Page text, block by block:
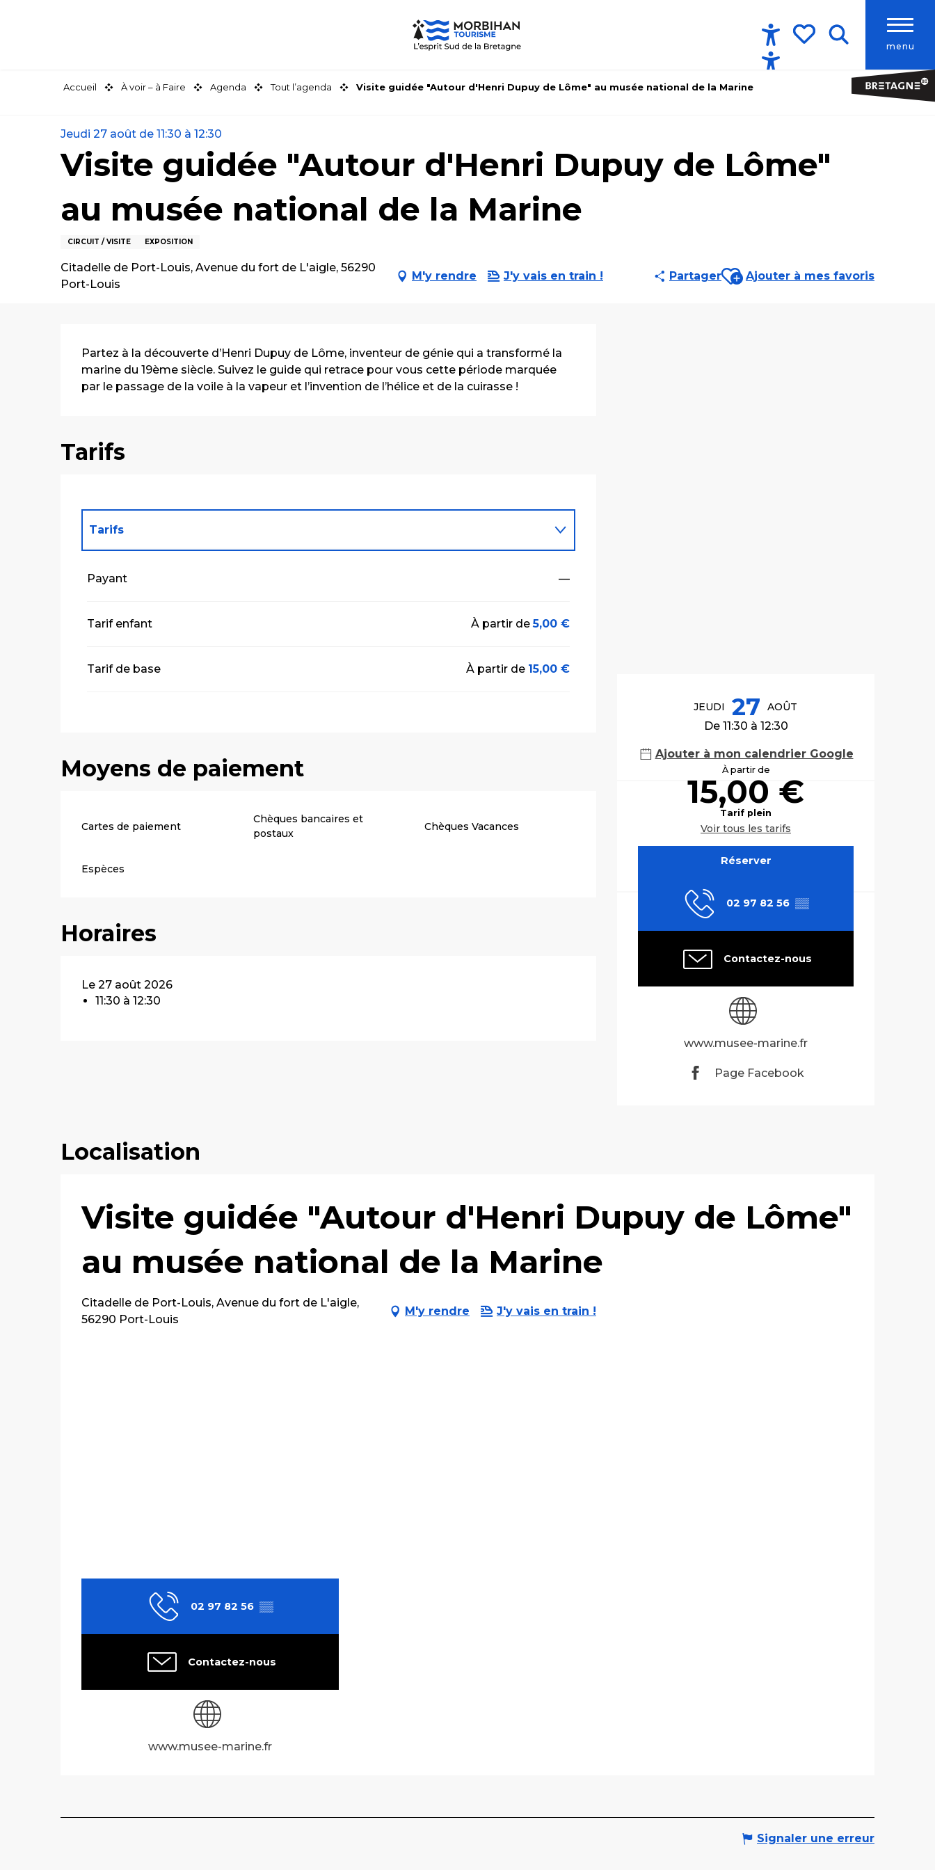
menu
Accessibilité
Accueil À voir – à Faire Agenda Tout l’agenda Visite guidée "Autour d'Henri Dupuy de Lôme" au musée national de la Marine
Jeudi 27 août de 11:30 à 12:30
Visite guidée "Autour d'Henri Dupuy de Lôme"
au musée national de la Marine
CIRCUIT / VISITE EXPOSITION
Citadelle de Port-Louis, Avenue du fort de L'aigle, 56290
Port-Louis
M'y rendre J'y vais en train ! PartagerAjouter aux favoris
Ajouter à mes favoris
Ouverture et
JEUDI 27 AOÛT
De 11:30 à 12:30
Ajouter à mon calendrier Google
À partir de
15,00 €
Tarif plein
Voir tous les tarifs
Réserver
02 97 82 56 ▒▒
Contactez-nous
www.musee-marine.fr
Page Facebook
Description
Partez à la découverte d’Henri Dupuy de Lôme, inventeur de génie qui a transformé la
marine du 19ème siècle. Suivez le guide qui retrace pour vous cette période marquée
par le passage de la voile à la vapeur et l’invention de l’hélice et de la cuirasse !
Tarifs
Tarifs
Payant —
Tarif enfant À partir de5,00 €
Tarif de base À partir de 15,00 €
Moyens de paiement
Cartes de paiement
Chèques bancaires et
postaux
Chèques Vacances
Espèces
Horaires
Le 27 août 2026
11:30 à 12:30
Localisation
Visite guidée "Autour d'Henri Dupuy de Lôme"
au musée national de la Marine
Citadelle de Port-Louis, Avenue du fort de L'aigle,
56290 Port-Louis
M'y rendre J'y vais en train !
02 97 82 56 ▒▒
Contactez-nous
www.musee-marine.fr
Signaler une erreur